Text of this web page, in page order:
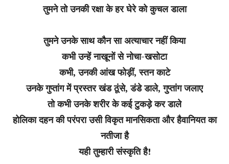
तुमने तो उनकी रक्षा के हर घेरे को कुचल डाला
तुमने उनके साथ कौन सा अत्याचार नहीं किया
कभी उन्हें नाखूनों से नोचा-खसोटा
कभी, उनकी आंख फोड़ीं, स्तन काटे
उनके गुप्तांग में प्रस्तर खंड ठूंसे, डंडे डाले, गुप्तांग जलाए
तो कभी उनके शरीर के कई टुकड़े कर डाले
होलिका दहन की परंपरा उसी विकृत मानसिकता और हैवानियत का
नतीजा है
यही तुम्हारी संस्कृति है!